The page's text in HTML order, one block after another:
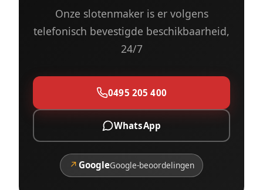
Onze slotenmaker is er volgens
telefonisch bevestigde beschikbaarheid,
24/7
0495 205 400
WhatsApp
↗ GoogleGoogle-beoordelingen